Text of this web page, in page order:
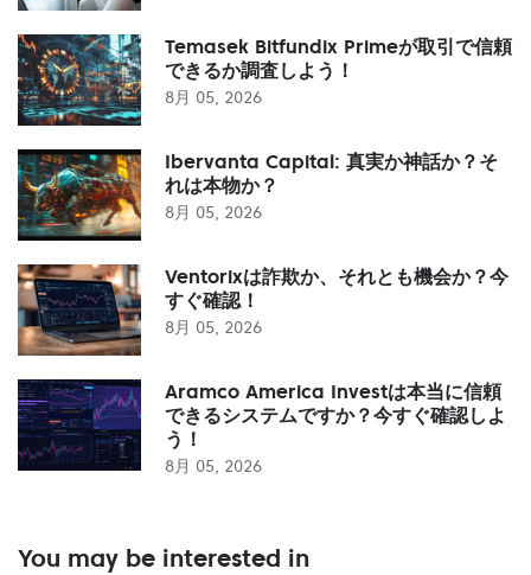
Temasek Bitfundix Primeが取引で信頼
できるか調査しよう！
8月 05, 2026
Ibervanta Capital: 真実か神話か？そ
れは本物か？
8月 05, 2026
Ventorixは詐欺か、それとも機会か？今
すぐ確認！
8月 05, 2026
Aramco America Investは本当に信頼
できるシステムですか？今すぐ確認しよ
う！
8月 05, 2026
You may be interested in